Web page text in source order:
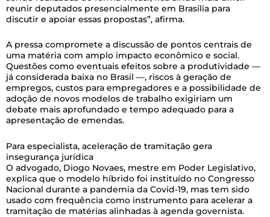
reunir deputados presencialmente em Brasília para
discutir e apoiar essas propostas”, afirma.
A pressa compromete a discussão de pontos centrais de
uma matéria com amplo impacto econômico e social.
Questões como eventuais efeitos sobre a produtividade —
já considerada baixa no Brasil —, riscos à geração de
empregos, custos para empregadores e a possibilidade de
adoção de novos modelos de trabalho exigiriam um
debate mais aprofundado e tempo adequado para a
apresentação de emendas.
Para especialista, aceleração de tramitação gera
insegurança jurídica
O advogado, Diogo Novaes, mestre em Poder Legislativo,
explica que o modelo híbrido foi instituído no Congresso
Nacional durante a pandemia da Covid-19, mas tem sido
usado com frequência como instrumento para acelerar a
tramitação de matérias alinhadas à agenda governista.